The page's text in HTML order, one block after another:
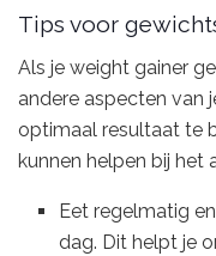
Tips voor
Als je weight gainer
andere aspecten van
optimaal resultaat te
kunnen helpen bij het
Eet regelmatig
dag. Dit helpt je